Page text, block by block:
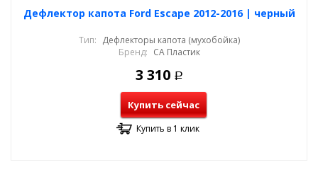
Дефлектор капота Ford Escape 2012-2016 | черный
Тип: Дефлекторы капота (мухобойка)
Бренд: СА Пластик
3 310 Р
Купить сейчас
Купить в 1 клик